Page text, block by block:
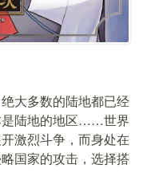
大多数的陆地都已经
是陆地的地区……世界
激烈斗争，而身处在
国家的攻击，选择搭